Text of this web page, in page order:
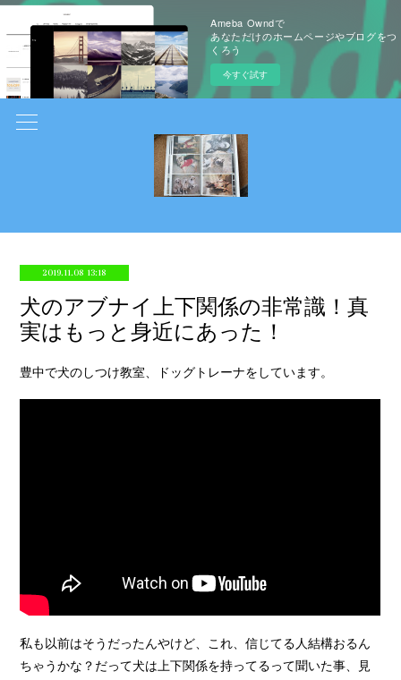
Ameba Owndで
あなただけのホームページやブログをつ
くろう
今すぐ試す
2019.11.08 13:18
犬のアブナイ上下関係の非常識！真
実はもっと身近にあった！
豊中で犬のしつけ教室、ドッグトレーナをしています。
私も以前はそうだったんやけど、これ、信じてる人結構おるん
ちゃうかな？だって犬は上下関係を持ってるって聞いた事、見